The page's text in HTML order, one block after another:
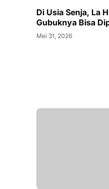
Di Usia Senja, La
Gubuknya Bisa
Mei 31, 2026